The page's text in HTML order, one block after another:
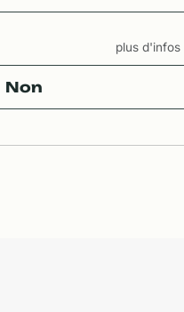
plus d'infos
Non